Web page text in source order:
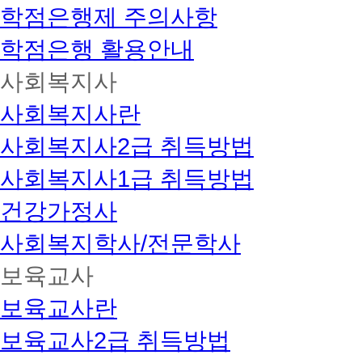
학점은행제 주의사항
학점은행 활용안내
사회복지사
사회복지사란
사회복지사2급 취득방법
사회복지사1급 취득방법
건강가정사
사회복지학사/전문학사
보육교사
보육교사란
보육교사2급 취득방법